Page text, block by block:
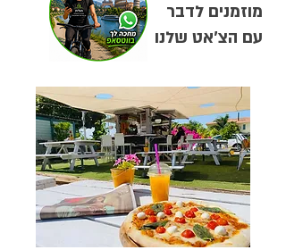
מוזמנים לדבר
עם הצ'אט שלנו